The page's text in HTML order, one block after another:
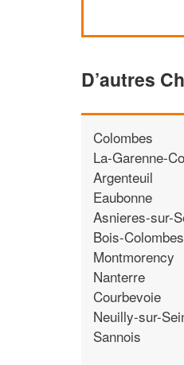
D’autres
Colombes
La-Garenne-
Argenteuil
Eaubonne
Asnieres-sur-
Bois-Colombes
Montmorency
Nanterre
Courbevoie
Neuilly-sur-
Sannois